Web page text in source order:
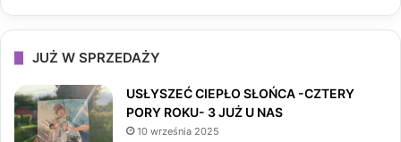
a
b
n
a
i
T
o
JUŻ W SPRZEDAŻY
USŁYSZEĆ CIEPŁO SŁOŃCA -CZTERY
PORY ROKU- 3 JUŻ U NAS
10 września 2025